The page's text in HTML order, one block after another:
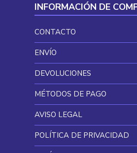
INFORMACIÓN DE
CONTACTO
ENVÍO
DEVOLUCIONES
MÉTODOS DE PAGO
AVISO LEGAL
POLÍTICA DE PRIVACIDAD